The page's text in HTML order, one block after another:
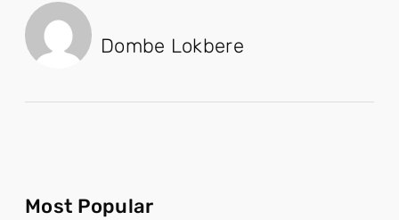
Dombe Lokbere
Most Popular